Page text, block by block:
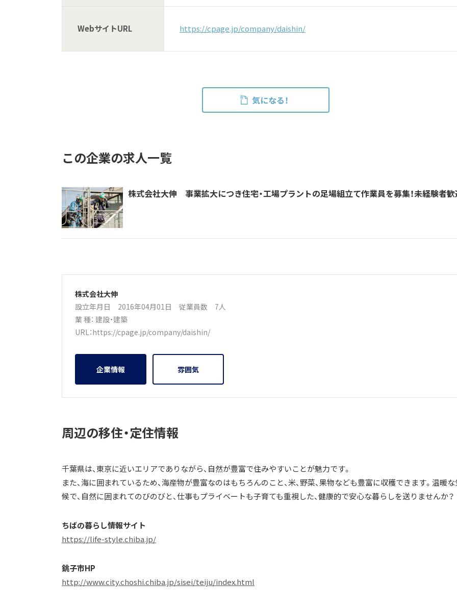
WebサイトURL https://cpage.jp/company/daishin/
気になる！
この企業の求人一覧
株式会社大伸 事業拡大につき住宅・工場プラントの足場組立て作業員を募集！未経験者歓
株式会社大伸
設立年月日 2016年04月01日 従業員数 7人
業 種： 建設・建築
URL：https://cpage.jp/company/daishin/
企業情報 雰囲気
周辺の移住・定住情報
千葉県は、東京に近いエリアでありながら、自然が豊富で住みやすいことが魅力です。
また、海に囲まれているため、海産物が豊富なのはもちろんのこと、米、野菜、果物なども豊富に収穫できます。温暖
候で、自然に囲まれてのびのびと、仕事もプライベートも子育ても重視した、健康的で安心な暮らしを送りませんか？
ちばの暮らし情報サイト
https://life-style.chiba.jp/
銚子市HP
http://www.city.choshi.chiba.jp/sisei/teiju/index.html